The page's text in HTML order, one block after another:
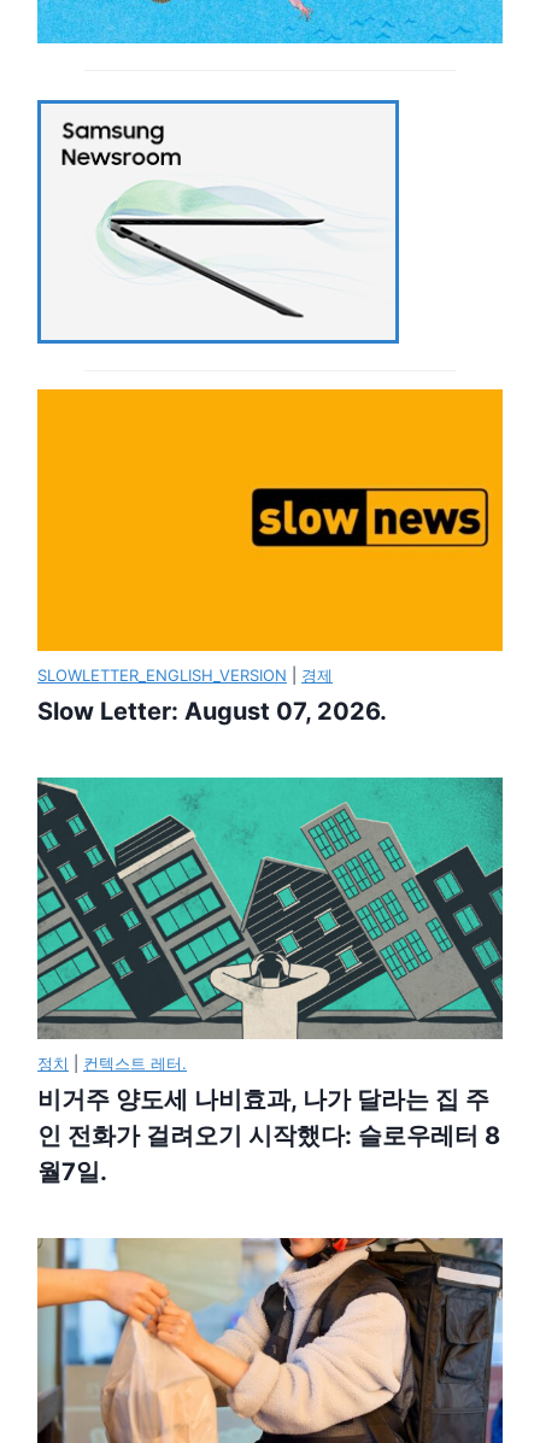
SLOWLETTER_ENGLISH_VERSION 경제
Slow Letter: August 07, 2026.
정치 컨텍스트 레터.
비거주 양도세 나비효과, 나가 달라는 집 주
인 전화가 걸려오기 시작했다: 슬로우레터 8
월7일.